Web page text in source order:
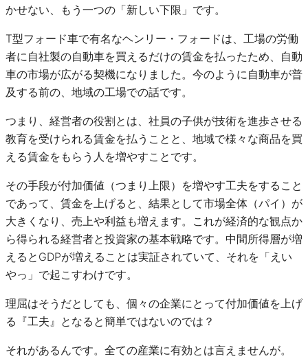
かせない、もう一つの「新しい下限」です。
T型フォード車で有名なヘンリー・フォードは、工場の労働
者に自社製の自動車を買えるだけの賃金を払ったため、自動
車の市場が広がる契機になりました。今のように自動車が普
及する前の、地域の工場での話です。
つまり、経営者の役割とは、社員の子供が技術を進歩させる
教育を受けられる賃金を払うことと、地域で様々な商品を買
える賃金をもらう人を増やすことです。
その手段が付加価値（つまり上限）を増やす工夫をすること
であって、賃金を上げると、結果として市場全体（パイ）が
大きくなり、売上や利益も増えます。これが経済的な観点か
ら得られる経営者と投資家の基本戦略です。中間所得層が増
えるとGDPが増えることは実証されていて、それを「えい
やっ」で起こすわけです。
理屈はそうだとしても、個々の企業にとって付加価値を上げ
る『工夫』となると簡単ではないのでは？
それがあるんです。全ての産業に有効とは言えませんが。